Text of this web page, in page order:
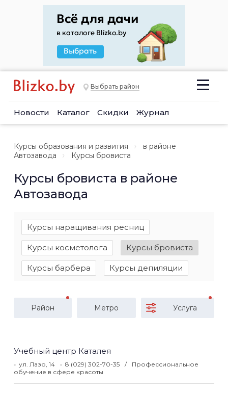
Выбрать район
Новости Каталог Скидки Журнал
Курсы образования и развития
в районе
Автозавода
Курсы бровиста
Курсы бровиста в районе
Автозавода
Курсы наращивания ресниц
Курсы косметолога Курсы бровиста
Курсы барбера Курсы депиляции
Район Метро Услуга
Учебный центр Каталея
ул. Лазо, 14 8 (029) 302-70-35
Профессиональное
обучение в сфере красоты